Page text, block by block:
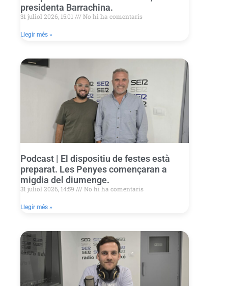
presidenta Barrachina.
31 juliol 2026, 15:01 No hi ha comentaris
Llegir més »
Podcast | El dispositiu de festes està
preparat. Les Penyes començaran a
migdia del diumenge.
31 juliol 2026, 14:59 No hi ha comentaris
Llegir més »